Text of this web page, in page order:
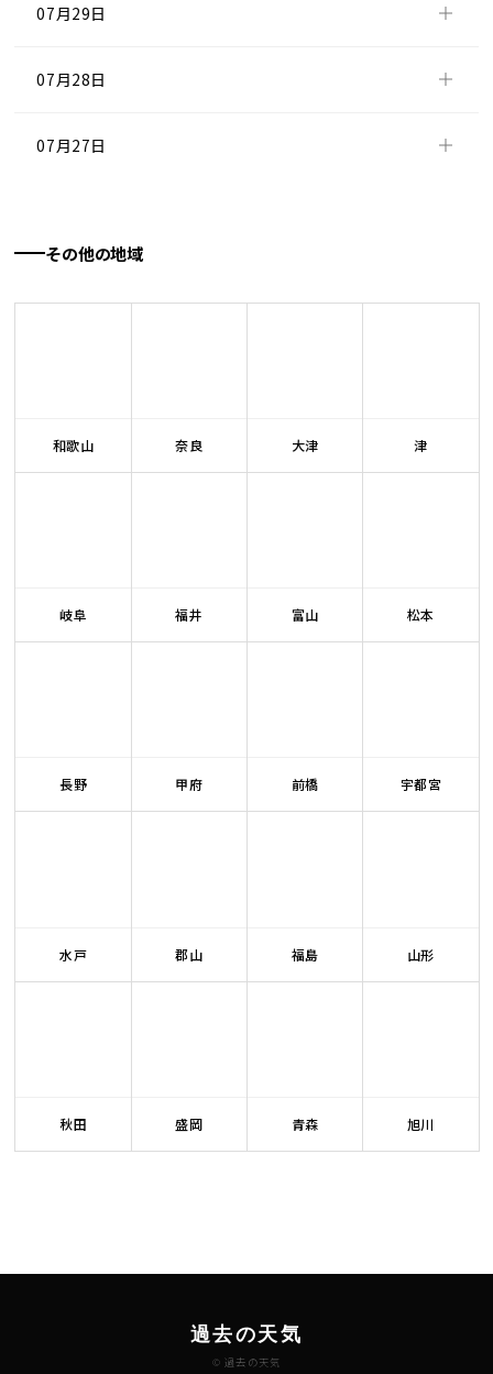
07月29日
07月28日
07月27日
その他の地域
和歌山 奈良 大津 津
岐阜 福井 富山 松本
長野 甲府 前橋 宇都宮
水戸 郡山 福島 山形
秋田 盛岡 青森 旭川
過去の天気
© 過去の天気